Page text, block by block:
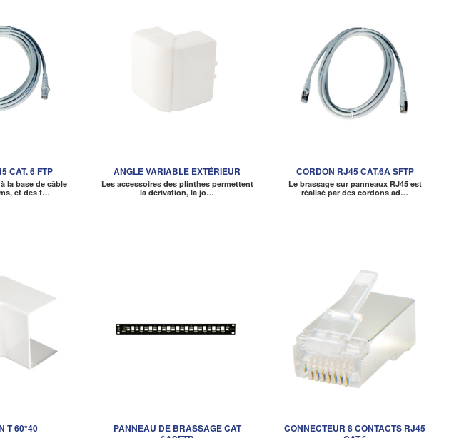
CAT. 6 FTP
la base de câble
et des f…
ANGLE VARIABLE EXTÉRIEUR
Les accessoires des plinthes permettent
la dérivation, la jo…
CORDON RJ45 CAT.6A SFTP
Le brassage sur panneaux RJ45 est
réalisé par des cordons ad…
T 60*40
PANNEAU DE BRASSAGE CAT
CONNECTEUR 8 CONTACTS RJ45